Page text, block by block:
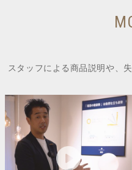
スタッフによる商品説明や、